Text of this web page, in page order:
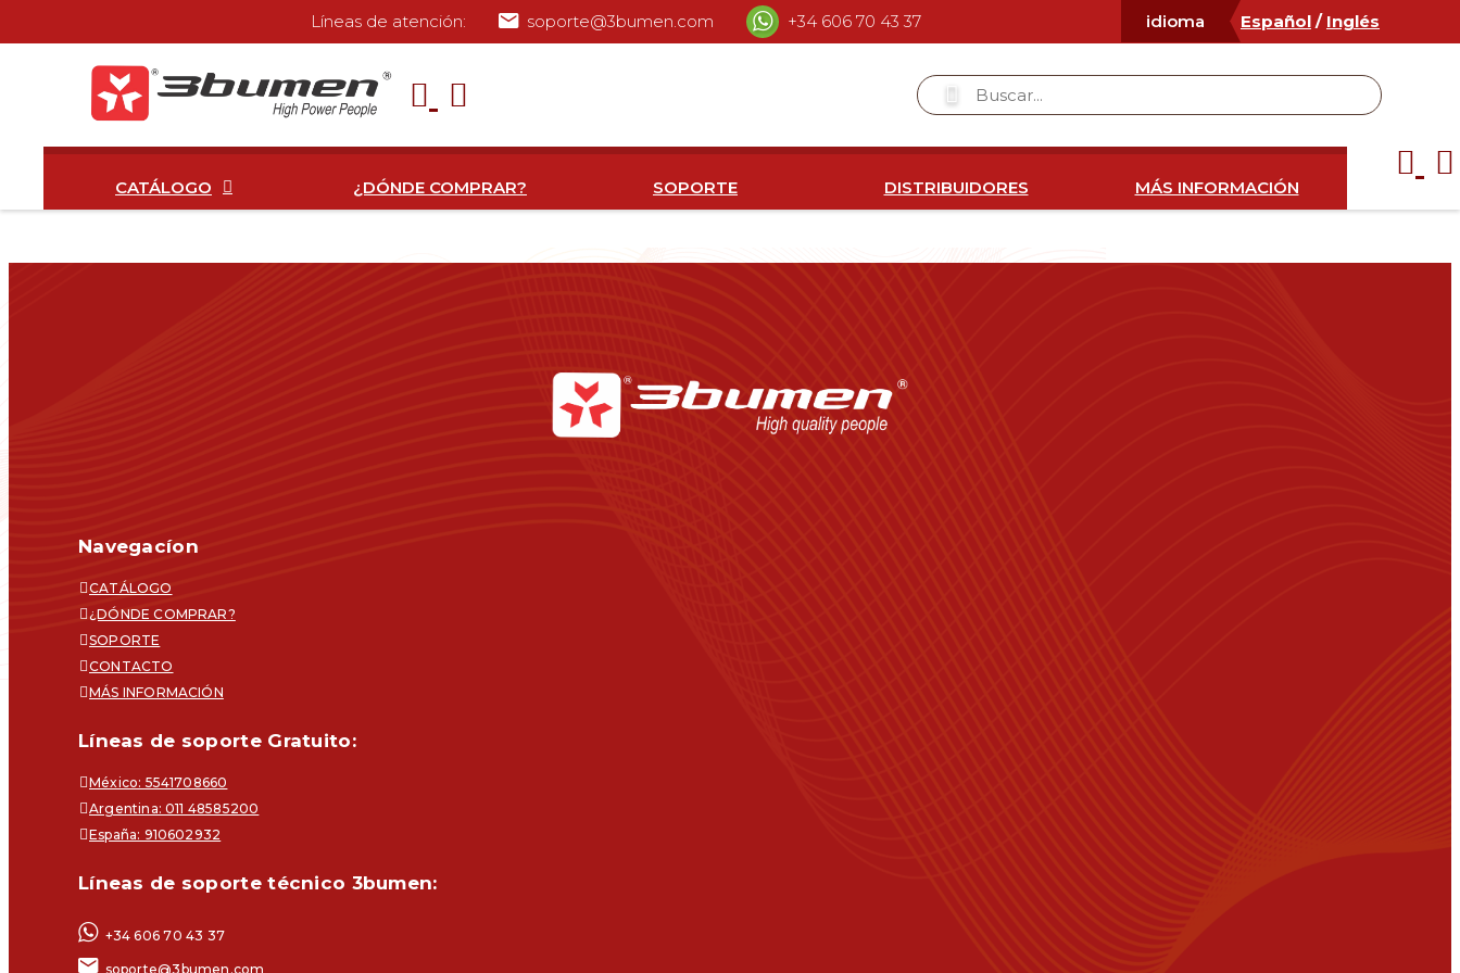
Líneas de atención: soporte@3bumen.com +34 606 70 43 37 idioma Español / Inglés
CATÁLOGO ¿DÓNDE COMPRAR? SOPORTE DISTRIBUIDORES MÁS INFORMACIÓN
Navegacíon
CATÁLOGO
¿DÓNDE COMPRAR?
SOPORTE
CONTACTO
MÁS INFORMACIÓN
Líneas de soporte Gratuito:
México: 5541708660
Argentina: 011 48585200
España: 910602932
Líneas de soporte técnico 3bumen:
+34 606 70 43 37
soporte@3bumen.com